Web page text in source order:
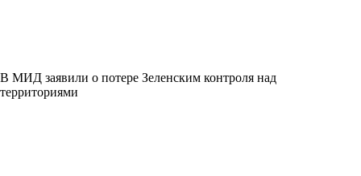
В МИД заявили о потере Зеленским контроля над
территориями